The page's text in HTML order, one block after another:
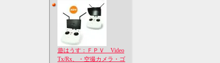
遊はうす：ＦＰＶ Video
Tx/Rx、・空撮カメラ・ゴ